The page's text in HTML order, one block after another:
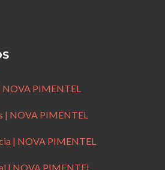
NOVA PIMENTEL
| NOVA PIMENTEL
| NOVA PIMENTEL
| NOVA PIMENTEL